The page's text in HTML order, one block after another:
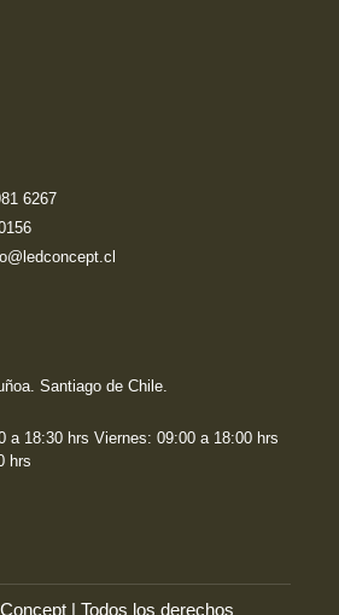
6267
Santiago de Chile.
a 18:30 hrs Viernes: 09:00 a 18:00 hrs
hrs
| Todos los derechos